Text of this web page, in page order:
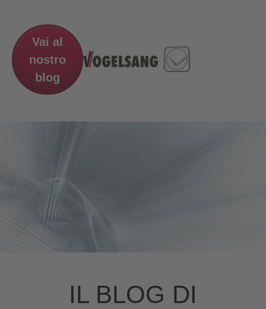
Vai al
nostro
blog
IL BLOG DI